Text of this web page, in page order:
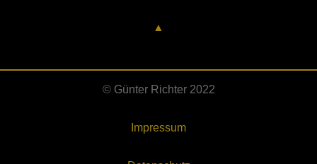
▲
© Günter Richter 2022
Impressum